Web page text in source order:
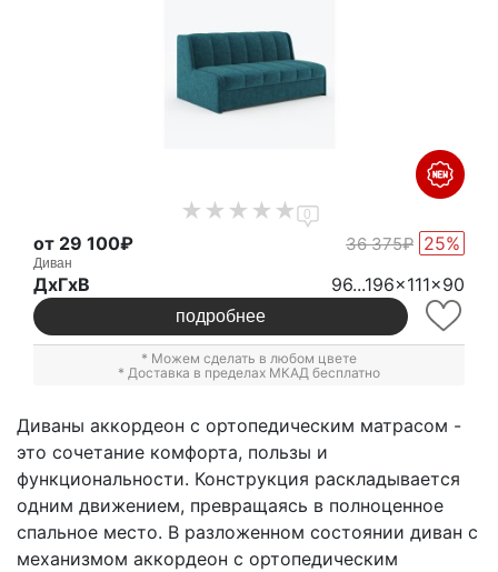
0
от 29 100₽ 36 375₽ 25%
Диван
ДxГxВ 96...196x111x90
подробнее
* Можем сделать в любом цвете
* Доставка в пределах МКАД бесплатно
Диваны аккордеон с ортопедическим матрасом -
это сочетание комфорта, пользы и
функциональности. Конструкция раскладывается
одним движением, превращаясь в полноценное
спальное место. В разложенном состоянии диван с
механизмом аккордеон с ортопедическим